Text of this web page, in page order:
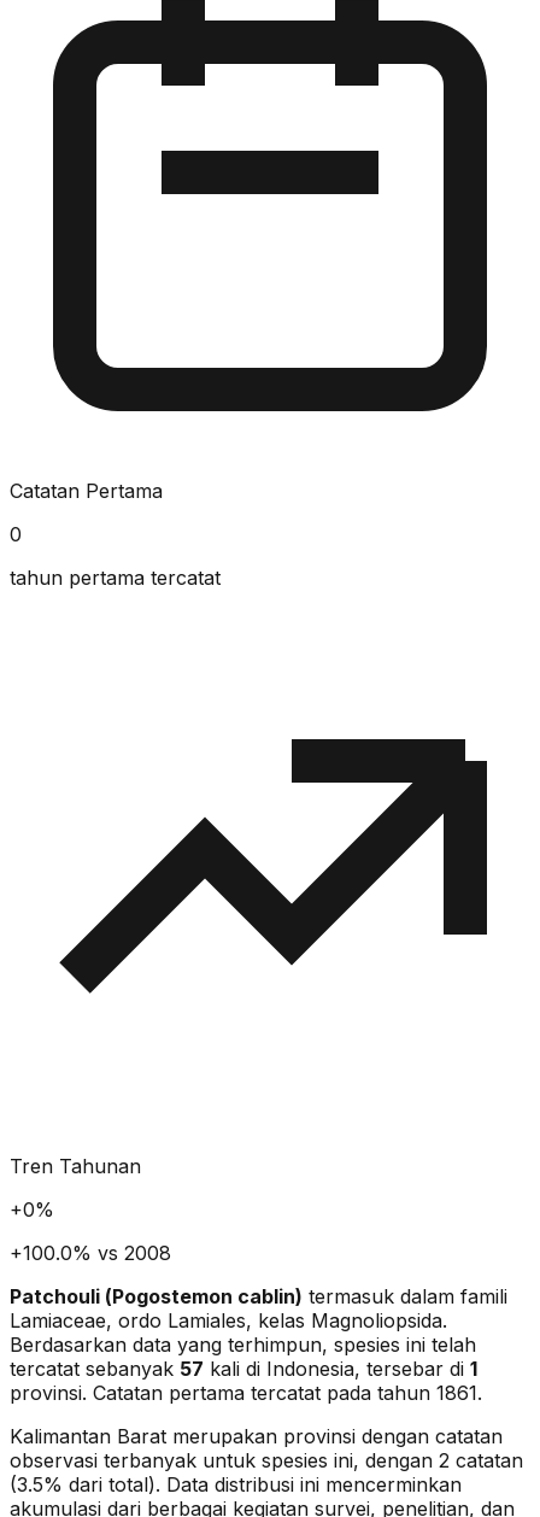
Catatan Pertama
0
tahun pertama tercatat
Tren Tahunan
+0%
+100.0% vs 2008
Patchouli (Pogostemon cablin) termasuk dalam famili
Lamiaceae, ordo Lamiales, kelas Magnoliopsida.
Berdasarkan data yang terhimpun, spesies ini telah
tercatat sebanyak 57 kali di Indonesia, tersebar di 1
provinsi. Catatan pertama tercatat pada tahun 1861.
Kalimantan Barat merupakan provinsi dengan catatan
observasi terbanyak untuk spesies ini, dengan 2 catatan
(3.5% dari total). Data distribusi ini mencerminkan
akumulasi dari berbagai kegiatan survei, penelitian, dan